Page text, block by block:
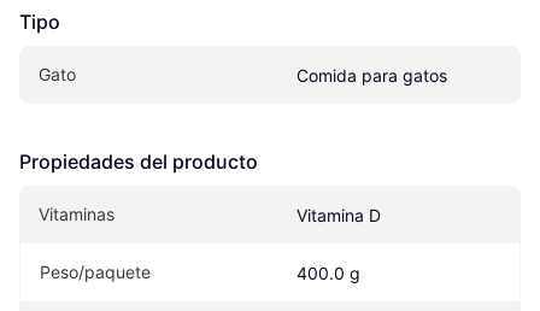
Tipo
Gato Comida para gatos
Propiedades del producto
Vitaminas Vitamina D
Peso/paquete 400.0 g